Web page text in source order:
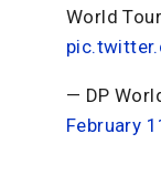
World
— DP
February